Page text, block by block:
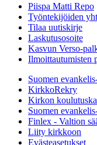
Piispa Matti Repo
Työntekijöiden
Tilaa uutiskirje
Laskutusosoite
Kasvun Verso-
Ilmoittautumisten
Suomen
KirkkoRekry
Kirkon
Suomen
Finlex - Valtion
Liity kirkkoon
Evästeasetukset